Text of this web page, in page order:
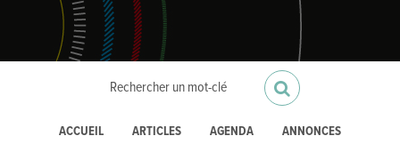
ACCUEIL ARTICLES AGENDA ANNONCES